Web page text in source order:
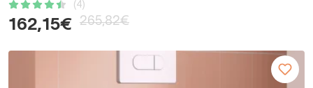
(4)
162,15€ 265,82€